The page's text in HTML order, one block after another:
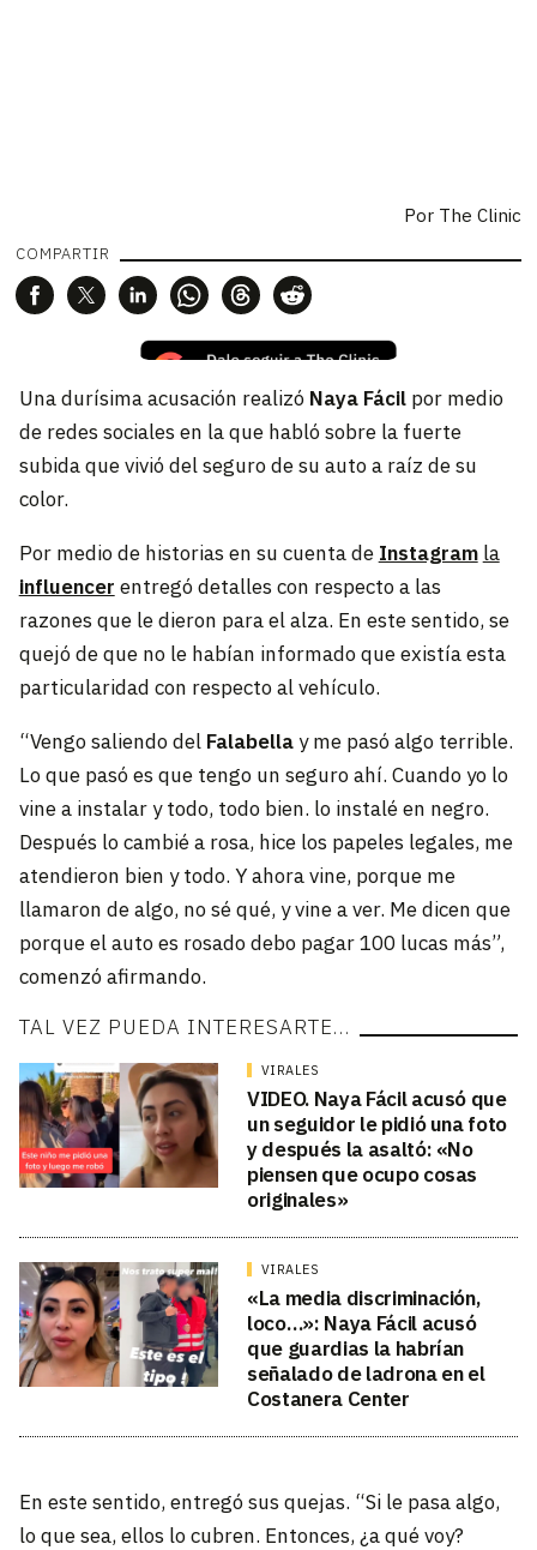
Por The Clinic
COMPARTIR
Una durísima acusación realizó Naya Fácilpor medio
de redes sociales en la que habló sobre la fuerte
subida que vivió del seguro de su auto a raíz de su
color.
Por medio de historias en su cuenta de Instagram la
influencer entregó detalles con respecto a las
razones que le dieron para el alza. En este sentido, se
quejó de que no le habían informado que existía esta
particularidad con respecto al vehículo.
“Vengo saliendo del Falabella y me pasó algo terrible.
Lo que pasó es que tengo un seguro ahí. Cuando yo lo
vine a instalar y todo, todo bien. lo instalé en negro.
Después lo cambié a rosa, hice los papeles legales, me
atendieron bien y todo. Y ahora vine, porque me
llamaron de algo, no sé qué, y vine a ver. Me dicen que
porque el auto es rosado debo pagar 100 lucas más”,
comenzó afirmando.
TAL VEZ PUEDA INTERESARTE…
VIRALES
VIDEO. Naya Fácil acusó que
un seguidor le pidió una foto
y después la asaltó: «No
piensen que ocupo cosas
originales»
VIRALES
«La media discriminación,
loco…»: Naya Fácil acusó
que guardias la habrían
señalado de ladrona en el
Costanera Center
En este sentido, entregó sus quejas. “Si le pasa algo,
lo que sea, ellos lo cubren. Entonces, ¿a qué voy?